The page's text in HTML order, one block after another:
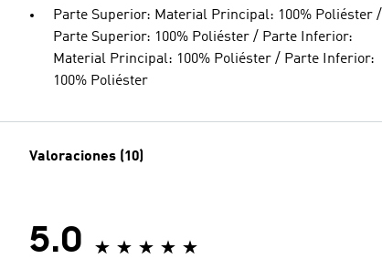
Parte Superior: Material Principal: 100% Poliéster /
Parte Superior: 100% Poliéster / Parte Inferior:
Material Principal: 100% Poliéster / Parte Inferior:
100% Poliéster
Valoraciones (10)
5.0